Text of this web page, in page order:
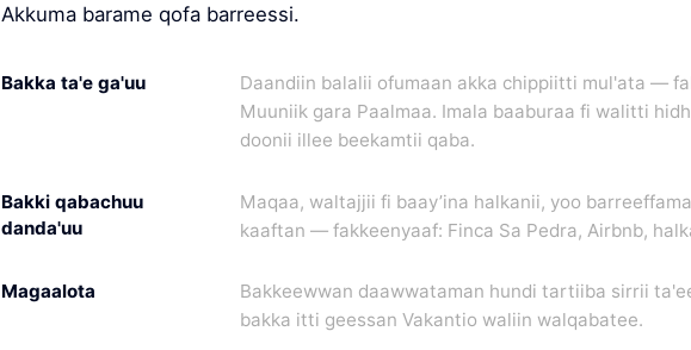
Akkuma barame qofa barreessi.
Bakka ta'e ga'uu
Daandiin balalii ofumaan akka chippiitti mul'ata —
Muuniik gara Paalmaa. Imala baaburaa fi walitti
doonii illee beekamtii qaba.
Bakki qabachuu
danda'uu
Maqaa, waltajjii fi baay’ina halkanii, yoo
kaaftan — fakkeenyaaf: Finca Sa Pedra, Airbnb,
Magaalota
Bakkeewwan daawwataman hundi tartiiba sirrii
bakka itti geessan Vakantio waliin walqabatee.